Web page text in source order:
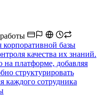
корпоративной базы
качества их знаний.
платформе, добавляя
структурировать
каждого сотрудника